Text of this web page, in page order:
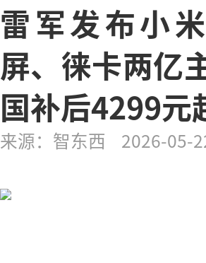
雷军发布小
屏、徕卡两亿
国补后4299元
来源：智东西 2026-05-